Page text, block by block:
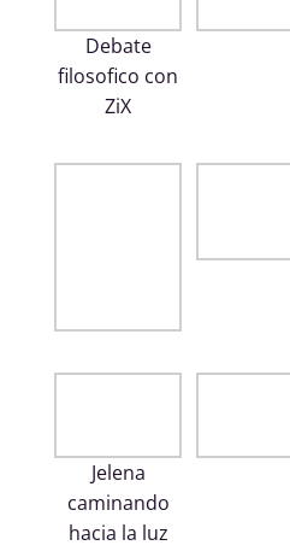
Debate
filosofico con
ZiX
Jelena
caminando
hacia la luz